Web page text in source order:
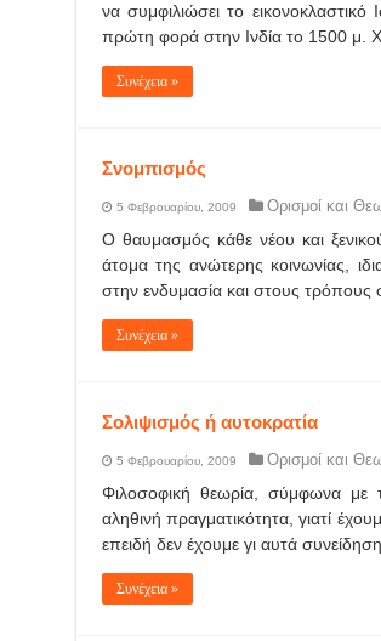
να συμφιλιώσει το
πρώτη φορά στην Ινδία το 1500 μ.
Συνέχεια »
Σνομπισμός
5 Φεβρουαρίου, 2009 Ορισμοί και
Ο θαυμασμός κάθε νέου και
άτομα της ανώτερης κοινωνίας,
στην ενδυμασία και στους τρόπους
Συνέχεια »
Σολιψισμός ή αυτοκρατία
5 Φεβρουαρίου, 2009 Ορισμοί και
Φιλοσοφική θεωρία, σύμφωνα με
αληθινή πραγματικότητα, γιατί
επειδή δεν έχουμε γι αυτά
Συνέχεια »